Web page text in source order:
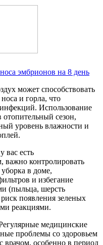
эмбрионов на 8 день
может способствовать
и горла, что
Использование
отопительный сезон,
уровень влажности и
вас есть
важно контролировать
в доме,
и избегание
(пыльца, шерсть
появления зеленых
реакциями.
медицинские
проблемы со здоровьем
врачом, особенно в период